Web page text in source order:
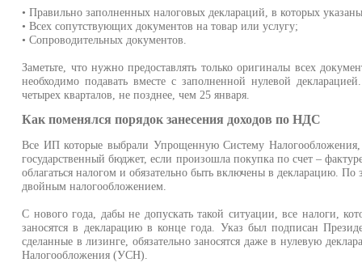
• Правильно заполненных налоговых деклараций, в которых
• Всех сопутствующих документов на товар или услугу;
• Сопроводительных документов.
Заметьте, что нужно предоставлять только оригиналы всех
необходимо подавать вместе с заполненной нулевой
четырех кварталов, не позднее, чем 25 января.
Как поменялся порядок занесения доходов по НДС
Все ИП которые выбрали Упрощенную Систему
государственный бюджет, если произошла покупка по счет –
облагаться налогом и обязательно быть включены в декларацию. По
двойным налогообложением.
С нового года, дабы не допускать такой ситуации, все налоги,
заносятся в декларацию в конце года. Указ был подписан
сделанные в лизинге, обязательно заносятся даже в нулевую
Налогообложения (УСН).